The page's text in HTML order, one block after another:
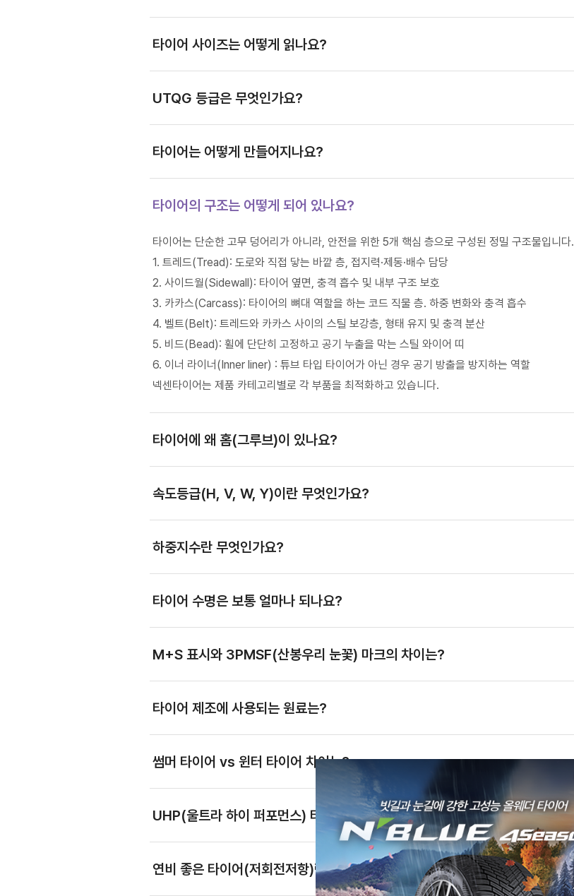
타이어 사이즈는 어떻게 읽나요?
UTQG 등급은 무엇인가요?
타이어는 어떻게 만들어지나요?
타이어의 구조는 어떻게 되어 있나요?
타이어는 단순한 고무 덩어리가 아니라, 안전을 위한 5개 핵심 층으로 구성된 정밀 구조물입니다.
1. 트레드(Tread): 도로와 직접 닿는 바깥 층, 접지력·제동·배수 담당
2. 사이드월(Sidewall): 타이어 옆면, 충격 흡수 및 내부 구조 보호
3. 카카스(Carcass): 타이어의 뼈대 역할을 하는 코드 직물 층. 하중 변화와 충격 흡수
4. 벨트(Belt): 트레드와 카카스 사이의 스틸 보강층, 형태 유지 및 충격 분산
5. 비드(Bead): 휠에 단단히 고정하고 공기 누출을 막는 스틸 와이어 띠
6. 이너 라이너(Inner liner) : 튜브 타입 타이어가 아닌 경우 공기 방출을 방지하는 역할
넥센타이어는 제품 카테고리별로 각 부품을 최적화하고 있습니다.
타이어에 왜 홈(그루브)이 있나요?
속도등급(H, V, W, Y)이란 무엇인가요?
하중지수란 무엇인가요?
타이어 수명은 보통 얼마나 되나요?
M+S 표시와 3PMSF(산봉우리 눈꽃) 마크의 차이는?
타이어 제조에 사용되는 원료는?
썸머 타이어 vs 윈터 타이어 차이는?
UHP(울트라 하이 퍼포먼스) 타이어란?
연비 좋은 타이어(저회전저항)란?